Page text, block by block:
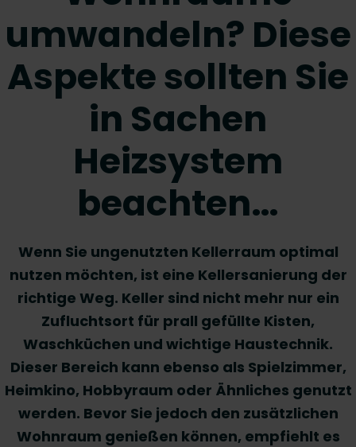
umwandeln? Diese
Aspekte sollten Sie
in Sachen
Heizsystem
beachten…
Wenn Sie ungenutzten Kellerraum optimal
nutzen möchten, ist eine Kellersanierung der
richtige Weg. Keller sind nicht mehr nur ein
Zufluchtsort für prall gefüllte Kisten,
Waschküchen und wichtige Haustechnik.
Dieser Bereich kann ebenso als Spielzimmer,
Heimkino, Hobbyraum oder Ähnliches genutzt
werden. Bevor Sie jedoch den zusätzlichen
Wohnraum genießen können, empfiehlt es